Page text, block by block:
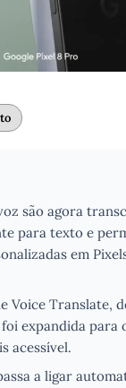
são agora
para texto e
em
Voice Translate,
expandida para
acessível.
a ligar